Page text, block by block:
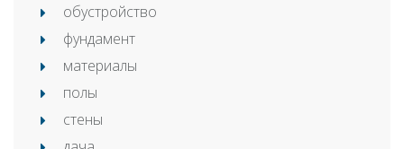
обустройство
фундамент
материалы
полы
стены